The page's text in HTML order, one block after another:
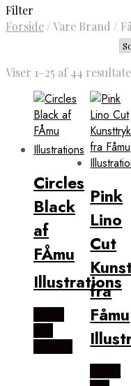
Filter
Forside /Vare Brand /
Viser 1–25 af 44
Circles
Black
af
FÅmu
Illustrations
Pink
Lino
Cut
fra
Fåmu